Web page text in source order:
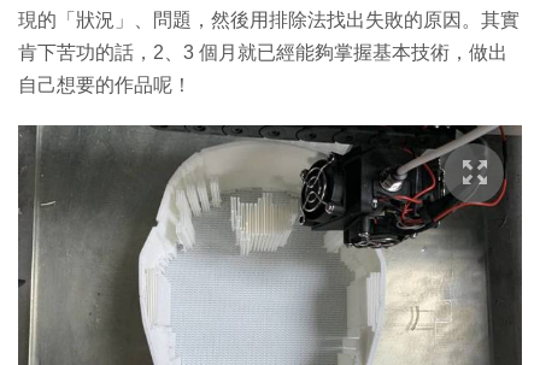
現的「狀況」、問題，然後用排除法找出失敗的原因。其實
肯下苦功的話，2、3 個月就已經能夠掌握基本技術，做出
自己想要的作品呢！